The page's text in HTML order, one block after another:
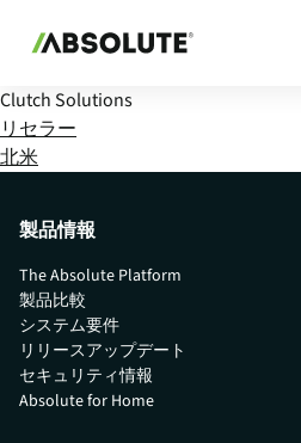
Clutch Solutions
リセラー
北米
製品情報
The Absolute Platform
製品比較
システム要件
リリースアップデート
セキュリティ情報
Absolute for Home